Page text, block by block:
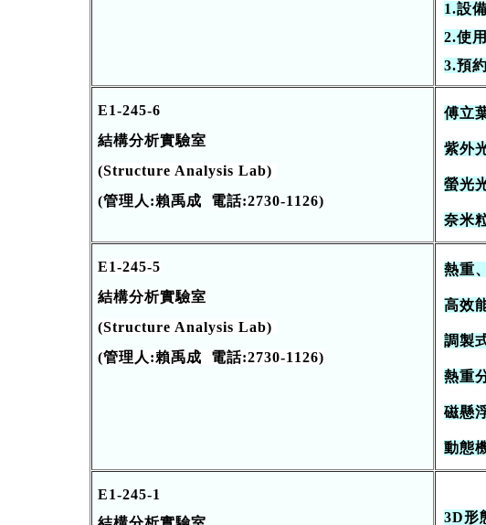
1.設
2.使
3.預
E1-245-6
結構分析實驗室
(Structure Analysis Lab)
(管理人:賴禹成 電話:2730-1126)
傅立
紫外
螢光
奈米
E1-245-5
結構分析實驗室
(Structure Analysis Lab)
(管理人:賴禹成 電話:2730-1126)
熱重
高效
調製
熱重
磁懸
動態
E1-245-1
3D形